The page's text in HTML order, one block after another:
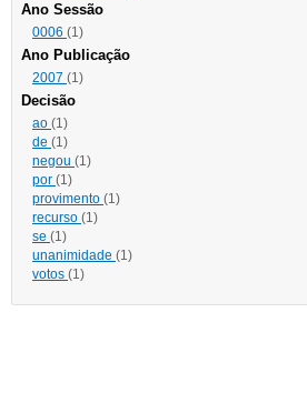
Ano Sessão
0006 (1)
Ano Publicação
2007 (1)
Decisão
ao (1)
de (1)
negou (1)
por (1)
provimento (1)
recurso (1)
se (1)
unanimidade (1)
votos (1)